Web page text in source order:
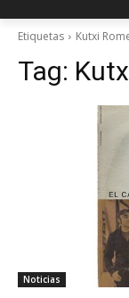
Etiquetas Kutxi
Tag:
Noticias